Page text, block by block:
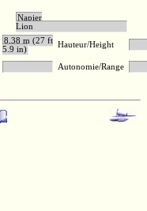
Napier
Lion
8,38 m (27 ft
5.9 in)
Hauteur/Height
Autonomie/Range